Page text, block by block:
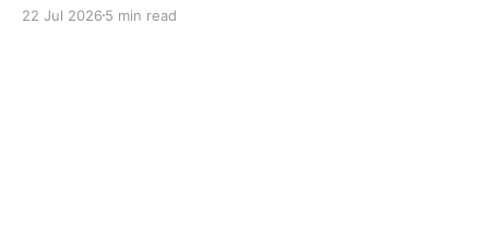
игра 😄 Та, продължавам разказа си от по-
22 Jul 2026 5 min read